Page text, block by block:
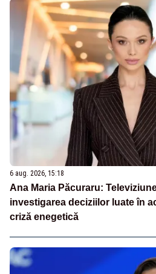
6 aug. 2026, 15:18
Ana Maria Păcuraru:
investigarea deciziilor luate în
criză enegetică